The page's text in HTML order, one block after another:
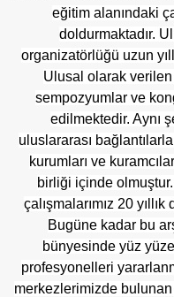
eğitim alanındaki
doldurmaktadır.
organizatörlüğü uzun
Ulusal olarak
sempozyumlar ve
edilmektedir. Aynı
uluslararası
kurumları ve
birliği içinde
çalışmalarımız 20
Bugüne kadar bu
bünyesinde yüz
profesyonelleri
merkezlerimizde